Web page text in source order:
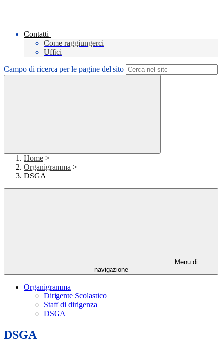
Contatti
Come raggiungerci
Uffici
Campo di ricerca per le pagine del sito
Home >
Organigramma >
DSGA
Menu di
navigazione
Organigramma
Dirigente Scolastico
Staff di dirigenza
DSGA
DSGA